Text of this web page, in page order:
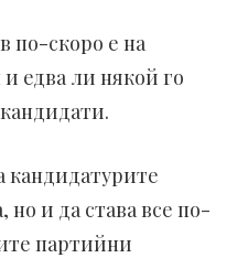
по-скоро е на
едва ли някой го
но и да става все по-
партийни